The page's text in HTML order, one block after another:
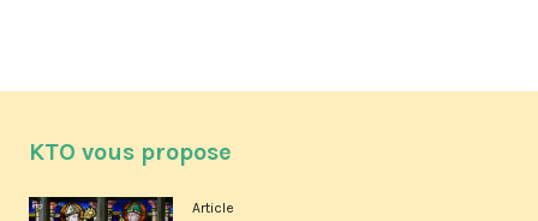
KTO vous propose
Article